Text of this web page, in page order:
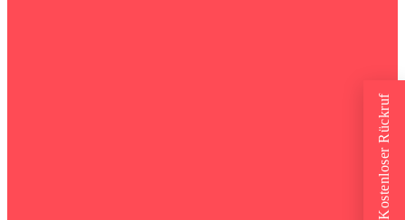
Kostenloser Rückruf